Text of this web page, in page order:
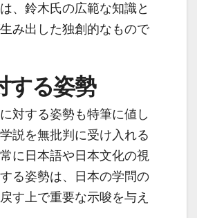
、鈴木氏の広範な知識と
み出した独創的なもので
する姿勢
対する姿勢も特筆に値し
説を無批判に受け入れる
に日本語や日本文化の視
る姿勢は、日本の学問の
す上で重要な示唆を与え